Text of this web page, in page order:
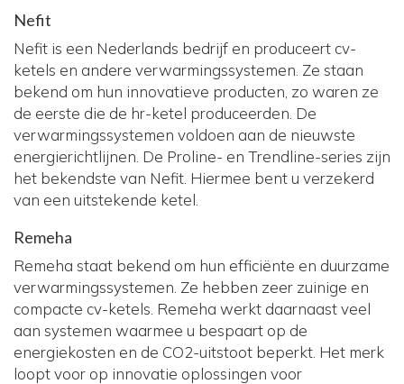
Nefit
Nefit is een Nederlands bedrijf en produceert cv-
ketels en andere verwarmingssystemen. Ze staan
bekend om hun innovatieve producten, zo waren ze
de eerste die de hr-ketel produceerden. De
verwarmingssystemen voldoen aan de nieuwste
energierichtlijnen. De Proline- en Trendline-series zijn
het bekendste van Nefit. Hiermee bent u verzekerd
van een uitstekende ketel.
Remeha
Remeha staat bekend om hun efficiënte en duurzame
verwarmingssystemen. Ze hebben zeer zuinige en
compacte cv-ketels. Remeha werkt daarnaast veel
aan systemen waarmee u bespaart op de
energiekosten en de CO2-uitstoot beperkt. Het merk
loopt voor op innovatie oplossingen voor